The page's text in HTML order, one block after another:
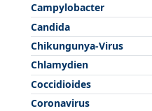
Campylobacter
Candida
Chikungunya-Virus
Chlamydien
Coccidioides
Coronavirus